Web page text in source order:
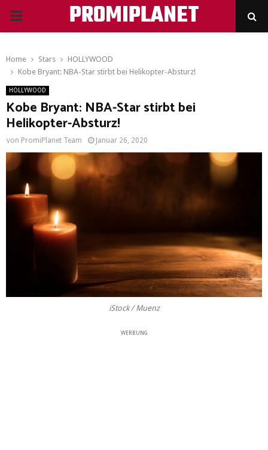
PRIMARY
PROMIPLANET
Home Stars
HOLLYWOOD
Kobe Bryant: NBA-Star stirbt bei Helikopter-Absturz!
HOLLYWOOD
Kobe Bryant: NBA-Star stirbt bei
Helikopter-Absturz!
von PromiPlanet Team Januar 26, 2020
iStock / Muenz
WERBUNG